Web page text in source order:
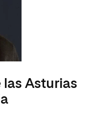
las Asturias